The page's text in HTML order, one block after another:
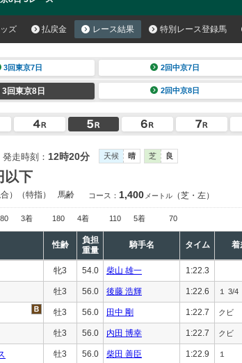
ズ 払戻金 レース結果 特別レース登録馬
3回東京7日 2回中京7日
3回東京8日 2回中京8日
発走時刻： 12時20分 天候 晴 芝 良
以下
合）（特指） 馬齢 コース： 1,400 メートル （芝・左）
3着 180 4着 110 5着 70
性齢
負担
重量
騎手名 タイム 着
牝3 54.0 柴山 雄一 1:22.3
牡3 56.0 後藤 浩輝 1:22.6 １ 3/4
牡3 56.0 田中 剛 1:22.7 クビ
牡3 56.0 内田 博幸 1:22.7 クビ
牡3 56.0 柴田 善臣 1:22.9 １